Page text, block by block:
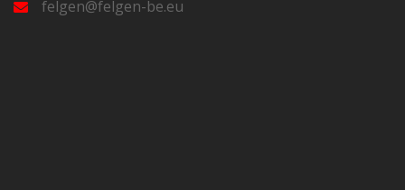
felgen@felgen-be.eu